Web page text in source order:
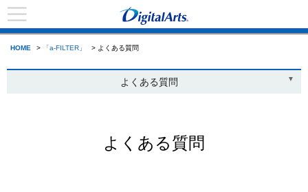
HOME > 「a-FILTER」 > よくある質問
よくある質問
よくある質問